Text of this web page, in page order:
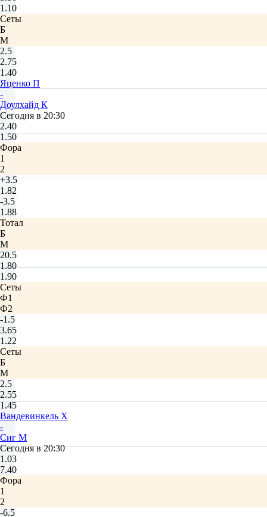
1.10
Сеты
Б
М
2.5
2.75
1.40
Яценко П
-
Доулхайд К
Сегодня в 20:30
2.40
1.50
Фора
1
2
+3.5
1.82
-3.5
1.88
Тотал
Б
М
20.5
1.80
1.90
Сеты
Ф1
Ф2
-1.5
3.65
1.22
Сеты
Б
М
2.5
2.55
1.45
Вандевинкель Х
-
Сиг М
Сегодня в 20:30
1.03
7.40
Фора
1
2
-6.5